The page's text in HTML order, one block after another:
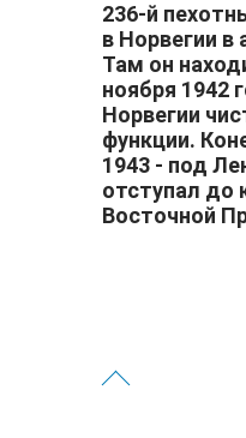
236-й
в Норвегии в
Там он
ноября 1942
Норвегии
функции.
1943 - под
отступал до
Восточной